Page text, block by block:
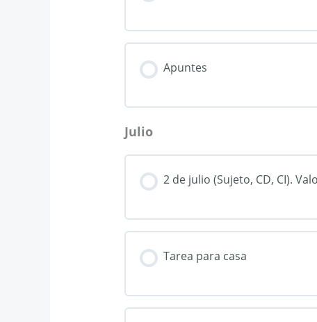
Práctica 1 oraciones
Práctica 4 oraciones simples
Apuntes
Julio
2 de julio (Sujeto, CD, CI).
Tarea para casa